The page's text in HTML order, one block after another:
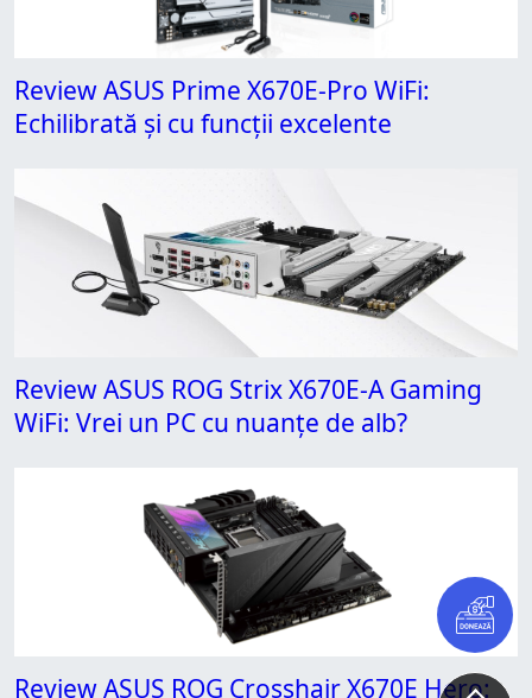
Review ASUS Prime X670E-Pro WiFi:
Echilibrată și cu funcții excelente
Review ASUS ROG Strix X670E-A Gaming
WiFi: Vrei un PC cu nuanțe de alb?
Review ASUS ROG Crosshair X670E Hero: